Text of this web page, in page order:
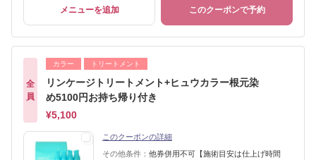
メニューを追加 このクーポンで予約
全
員
カラー トリートメント
リンケージトリートメント+ヒュウカラー根元染
め5100円お持ち帰り付き
¥5,100
このクーポンの詳細
その他条件： 他券併用不可【施術目安は仕上げ時間